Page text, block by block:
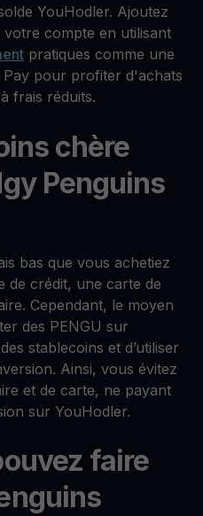
YouHodler. Ajoutez
compte en utilisant
pratiques comme une
pour profiter d'achats
frais réduits.
chère
Penguins
bas que vous achetiez
de crédit, une carte de
Cependant, le moyen
des PENGU sur
stablecoins et d’utiliser
Ainsi, vous évitez
et de carte, ne payant
sur YouHodler.
faire